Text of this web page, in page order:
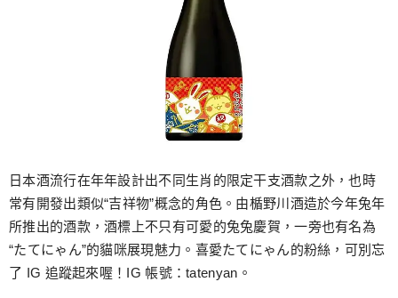
日本酒流行在年年設計出不同生肖的限定干支酒款之外，也時
常有開發出類似“吉祥物”概念的角色。由楯野川酒造於今年兔年
所推出的酒款，酒標上不只有可愛的兔兔慶賀，一旁也有名為
“たてにゃん”的貓咪展現魅力。喜愛たてにゃん的粉絲，可別忘
了 IG 追蹤起來喔！IG 帳號：tatenyan。